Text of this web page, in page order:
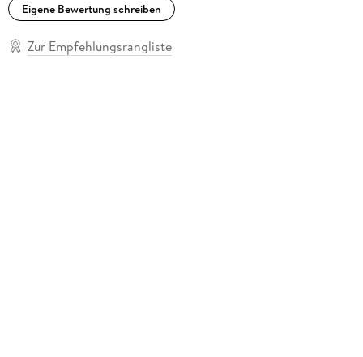
Eigene Bewertung schreiben
Zur Empfehlungsrangliste